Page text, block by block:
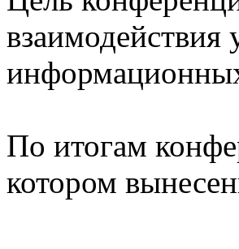
взаимодействия
По итогам
котором